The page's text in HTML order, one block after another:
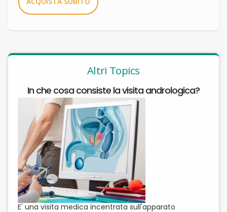
Altri Topics
In che cosa consiste la visita andrologica?
E' una visita medica incentrata sull'apparato